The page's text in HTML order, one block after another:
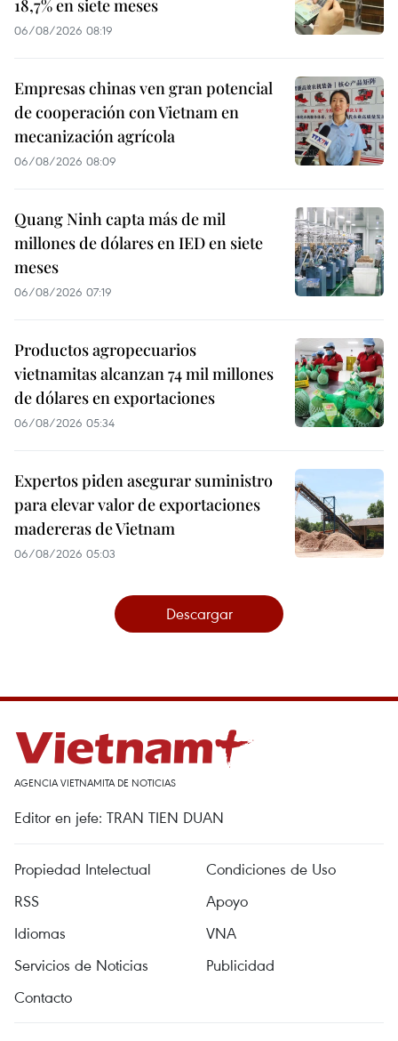
18,7% en siete meses
06/08/2026 08:19
Empresas chinas ven gran potencial
de cooperación con Vietnam en
mecanización agrícola
06/08/2026 08:09
Quang Ninh capta más de mil
millones de dólares en IED en siete
meses
06/08/2026 07:19
Productos agropecuarios
vietnamitas alcanzan 74 mil millones
de dólares en exportaciones
06/08/2026 05:34
Expertos piden asegurar suministro
para elevar valor de exportaciones
madereras de Vietnam
06/08/2026 05:03
Descargar
AGENCIA VIETNAMITA DE NOTICIAS
Editor en jefe: TRAN TIEN DUAN
Propiedad Intelectual
Condiciones de Uso
RSS
Apoyo
Idiomas
VNA
Servicios de Noticias
Publicidad
Contacto